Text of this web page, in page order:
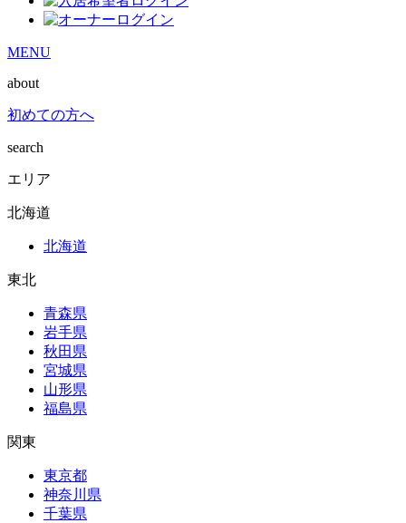
MENU
about
初めての方へ
search
エリア
北海道
北海道
東北
青森県
岩手県
秋田県
宮城県
山形県
福島県
関東
東京都
神奈川県
千葉県